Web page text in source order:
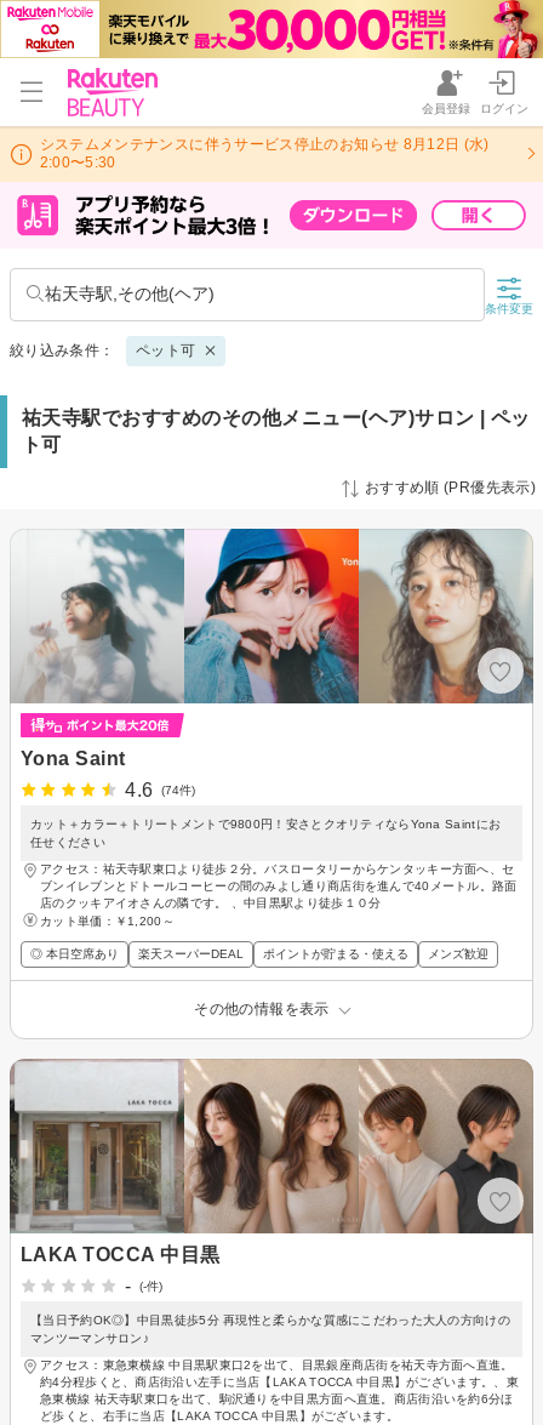
会員登録 ログイン
システムメンテナンスに伴うサービス停止のお知らせ 8月12日 (水)
2:00〜5:30
祐天寺駅,その他(ヘア)
条件変更
絞り込み条件： ペット可
祐天寺駅でおすすめのその他メニュー(ヘア)サロン | ペッ
ト可
おすすめ順 (PR優先表示)
Yona Saint
4.6
(74件)
カット＋カラー＋トリートメントで9800円！安さとクオリティならYona Saintにお
任せください
アクセス：祐天寺駅東口より徒歩２分。バスロータリーからケンタッキー方面へ、セ
ブンイレブンとドトールコーヒーの間のみよし通り商店街を進んで40メートル。路面
店のクッキアイオさんの隣です。 、中目黒駅より徒歩１０分
カット単価： ￥1,200～
◎ 本日空席あり 楽天スーパーDEAL ポイントが貯まる・使える メンズ歓迎
その他の情報を表示
LAKA TOCCA 中目黒
-
(-件)
【当日予約OK◎】中目黒徒歩5分 再現性と柔らかな質感にこだわった大人の方向けの
マンツーマンサロン♪
アクセス：東急東横線 中目黒駅東口2を出て、目黒銀座商店街を祐天寺方面へ直進。
約4分程歩くと、商店街沿い左手に当店【LAKA TOCCA 中目黒】がございます。、東
急東横線 祐天寺駅東口を出て、駒沢通りを中目黒方面へ直進。商店街沿いを約6分ほ
ど歩くと、右手に当店【LAKA TOCCA 中目黒】がございます。